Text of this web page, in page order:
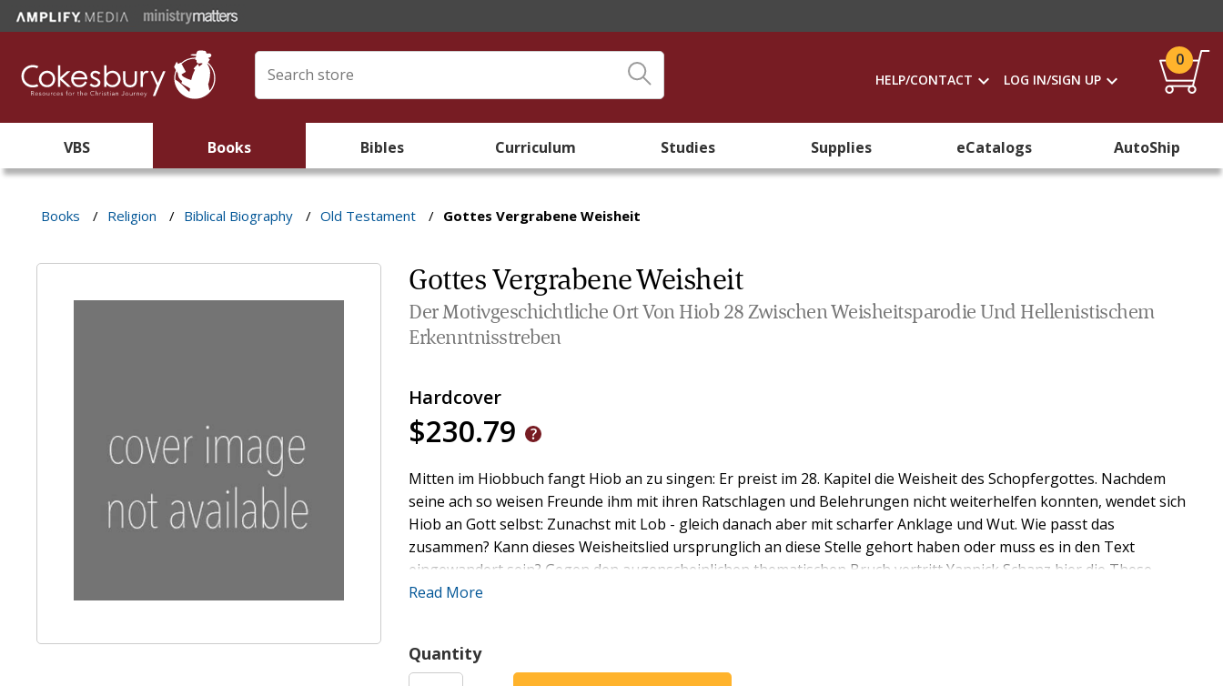
HELP/CONTACT LOG IN/SIGN UP
0
VBS Books Bibles Curriculum Studies Supplies eCatalogs AutoShip
Books / Religion / Biblical Biography / Old Testament / Gottes Vergrabene Weisheit
Gottes Vergrabene Weisheit
Der Motivgeschichtliche Ort Von Hiob 28 Zwischen Weisheitsparodie Und Hellenistischem
Erkenntnisstreben
Hardcover
$230.79
Mitten im Hiobbuch fangt Hiob an zu singen: Er preist im 28. Kapitel die Weisheit des Schopfergottes. Nachdem
seine ach so weisen Freunde ihm mit ihren Ratschlagen und Belehrungen nicht weiterhelfen konnten, wendet sich
Hiob an Gott selbst: Zunachst mit Lob - gleich danach aber mit scharfer Anklage und Wut. Wie passt das
zusammen? Kann dieses Weisheitslied ursprunglich an diese Stelle gehort haben oder muss es in den Text
eingewandert sein? Gegen den augenscheinlichen thematischen Bruch vertritt Yannick Schanz hier die These,
dass das Kapitel Hi 28 in den Duktus des Hiobbuchs unbedingt hineingehort - allerdings unter der
Read More
Quantity